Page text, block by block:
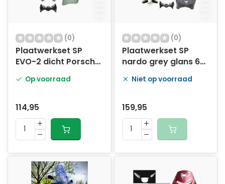
(0)
Plaatwerkset SP
EVO-2 dicht Porsche
5-delig
Op voorraad
114,95
(0)
Plaatwerkset SP
nardo grey glans 6-
delig
Niet op voorraad
159,95